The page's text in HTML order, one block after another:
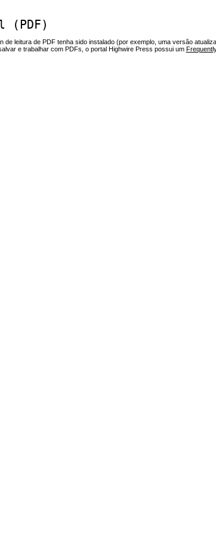
(PDF)
leitura de PDF tenha sido instalado (por exemplo, uma versão
e trabalhar com PDFs, o portal Highwire Press possui um